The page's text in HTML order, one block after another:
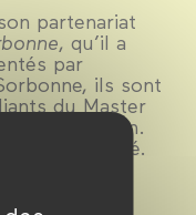
partenariat
, qu’il a
par
ils sont
du Master
production.
est abordé.